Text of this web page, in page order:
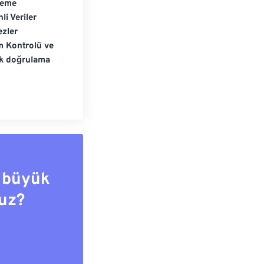
Veriler
Kontrolü ve
doğrulama